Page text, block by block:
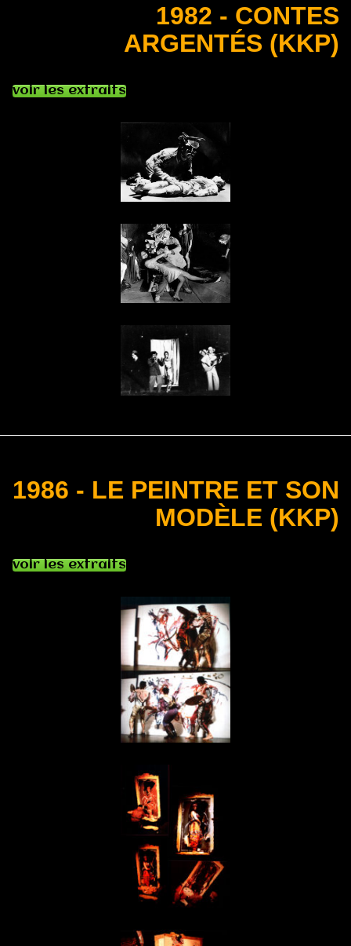
1982 - CONTES
ARGENTÉS (KKP)
voir les extraits
1986 - LE PEINTRE ET SON
MODÈLE (KKP)
voir les extraits